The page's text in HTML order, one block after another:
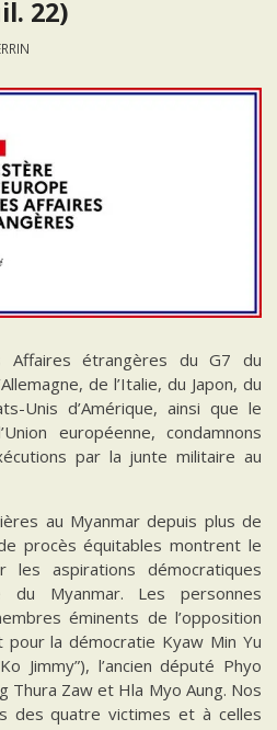
22)
Affaires étrangères du G7 du
de l’Italie, du Japon, du
Unis d’Amérique, ainsi que le
européenne, condamnons
par la junte militaire au
au Myanmar depuis plus de
procès équitables montrent le
aspirations démocratiques
du Myanmar. Les personnes
éminents de l’opposition
la démocratie Kyaw Min Yu
Jimmy”), l’ancien député Phyo
Thura Zaw et Hla Myo Aung. Nos
des quatre victimes et à celles